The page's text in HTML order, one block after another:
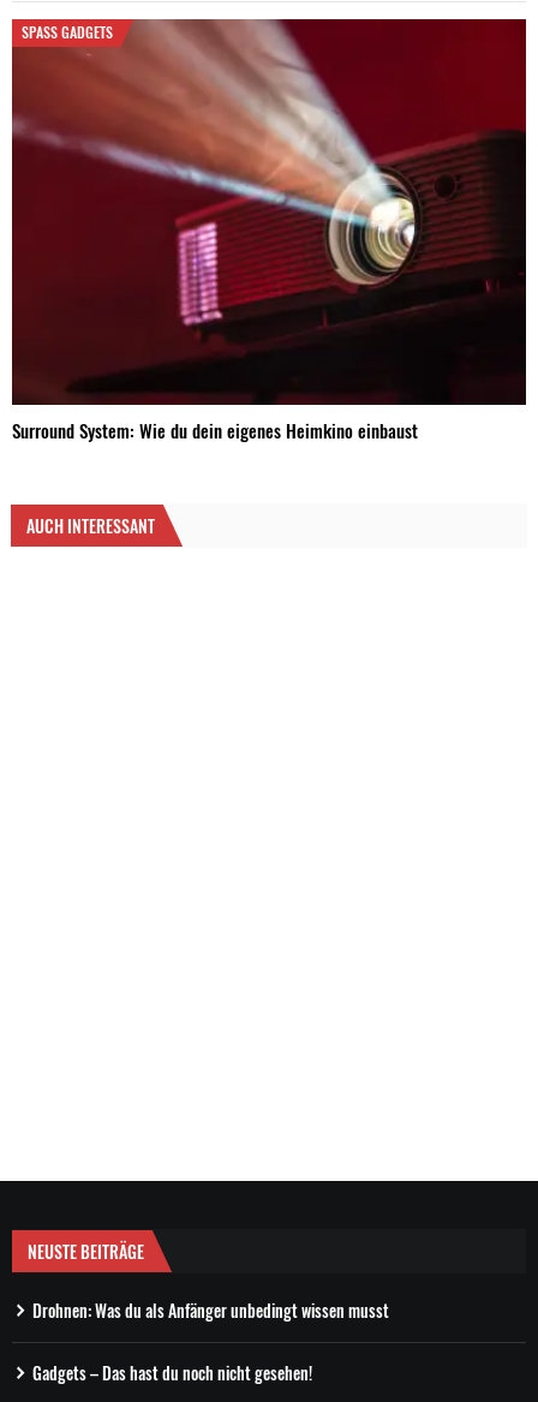
SPASS GADGETS
Surround System: Wie du dein eigenes Heimkino einbaust
AUCH INTERESSANT
NEUSTE BEITRÄGE
Drohnen: Was du als Anfänger unbedingt wissen musst
Gadgets – Das hast du noch nicht gesehen!